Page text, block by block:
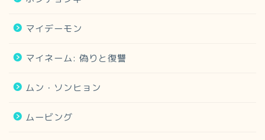
マイデーモン
マイネーム: 偽りと復讐
ムン・ソンヒョン
ムービング